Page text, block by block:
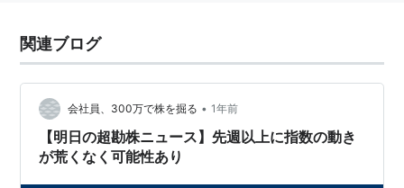
関連ブログ
会社員、300万で株を掘る • 1年前
【明日の超勘株ニュース】先週以上に指数の動き
が荒くなく可能性あり